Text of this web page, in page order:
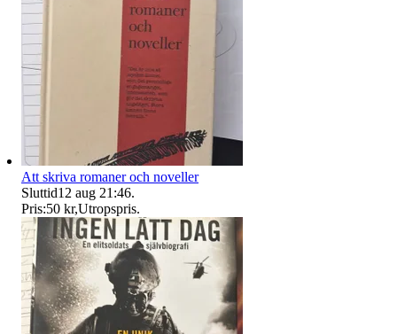
Att skriva romaner och noveller
Sluttid12 aug 21:46.
Pris:50 kr,Utropspris.